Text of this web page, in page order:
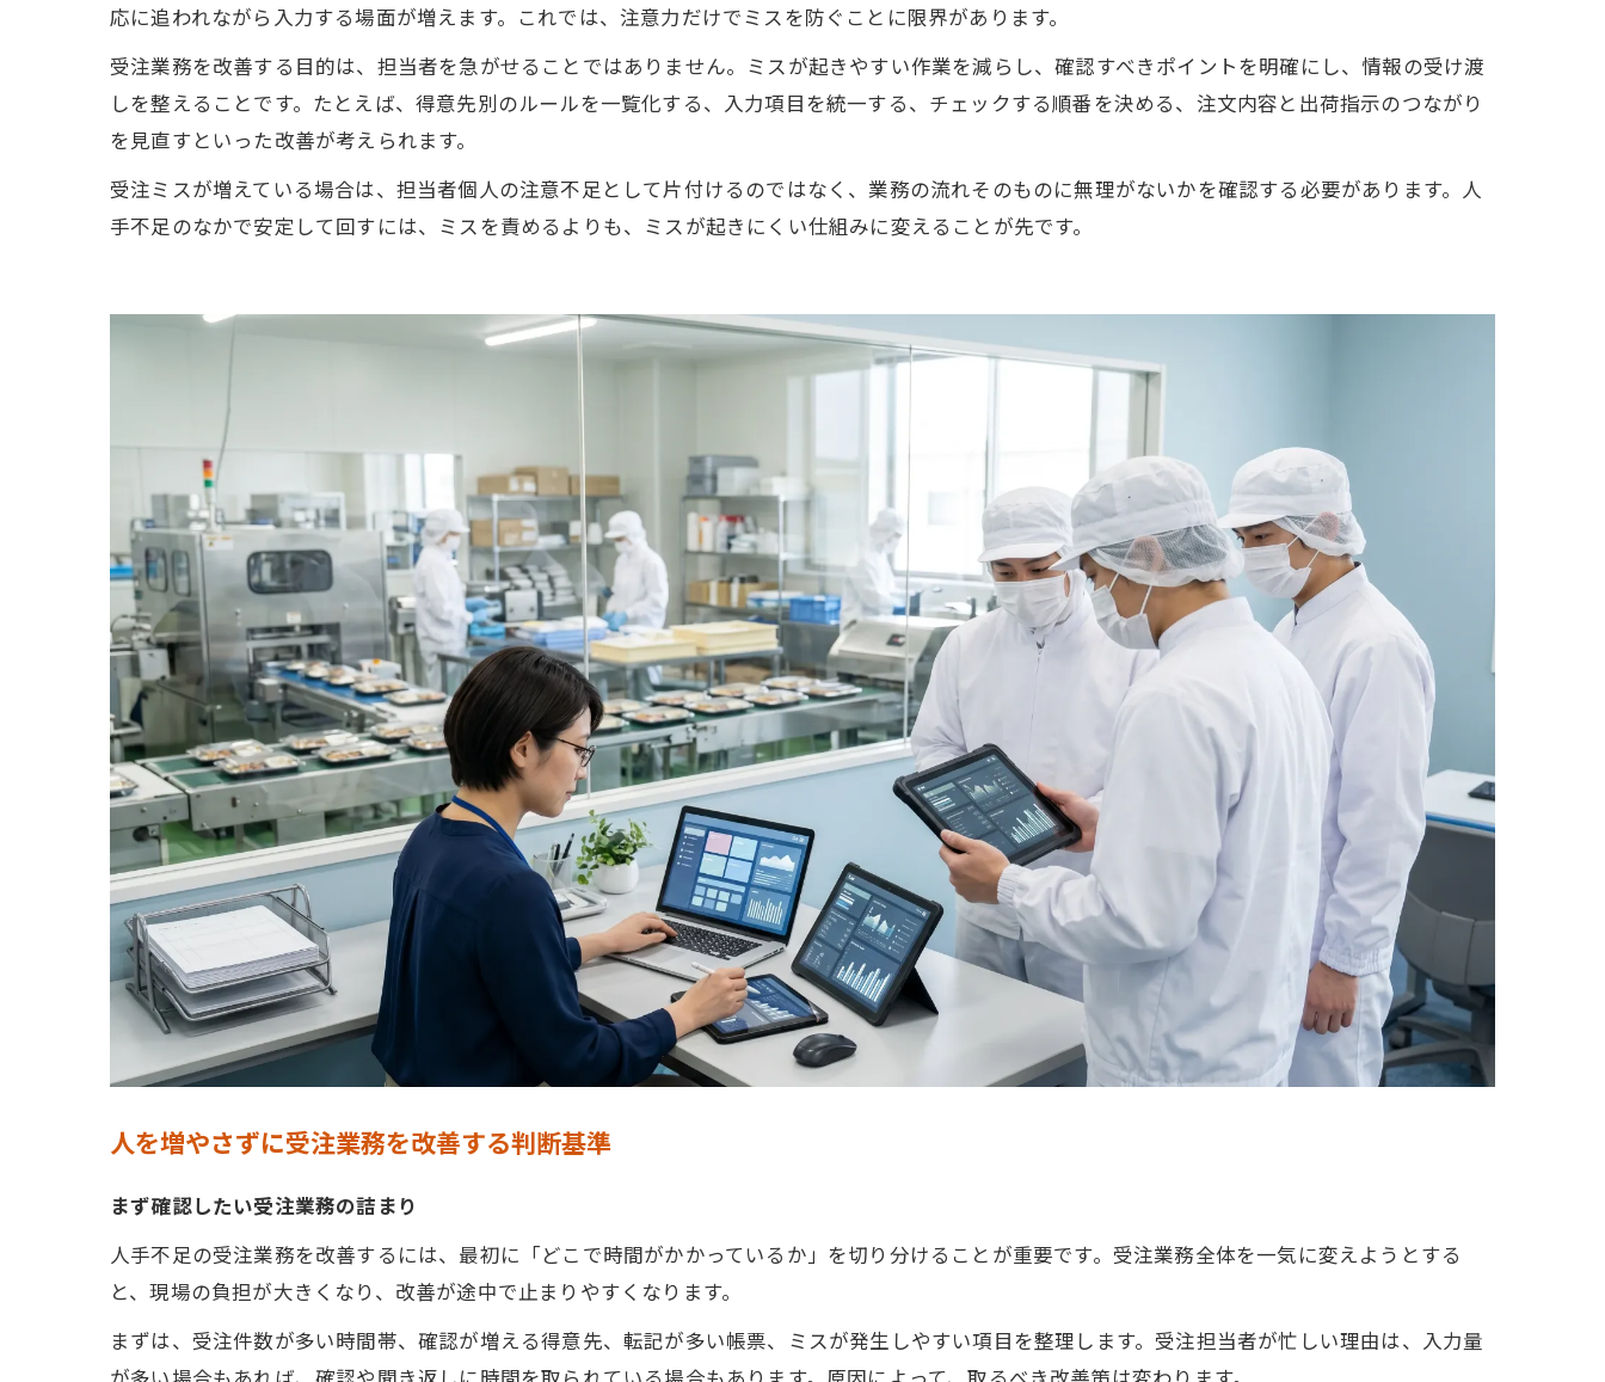
応に追われながら入力する場面が増えます。これでは、注意力だけでミスを防ぐことに限界があります。
受注業務を改善する目的は、担当者を急がせることではありません。ミスが起きやすい作業を減らし、確認すべきポイントを明確にし、情報の受け渡
しを整えることです。たとえば、得意先別のルールを一覧化する、入力項目を統一する、チェックする順番を決める、注文内容と出荷指示のつながり
を見直すといった改善が考えられます。
受注ミスが増えている場合は、担当者個人の注意不足として片付けるのではなく、業務の流れそのものに無理がないかを確認する必要があります。人
手不足のなかで安定して回すには、ミスを責めるよりも、ミスが起きにくい仕組みに変えることが先です。
人を増やさずに受注業務を改善する判断基準
まず確認したい受注業務の詰まり
人手不足の受注業務を改善するには、最初に「どこで時間がかかっているか」を切り分けることが重要です。受注業務全体を一気に変えようとする
と、現場の負担が大きくなり、改善が途中で止まりやすくなります。
まずは、受注件数が多い時間帯、確認が増える得意先、転記が多い帳票、ミスが発生しやすい項目を整理します。受注担当者が忙しい理由は、入力量
お問い合わせはこちら
お問い合わせはこちら